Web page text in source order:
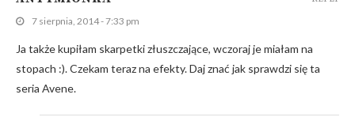
7 sierpnia, 2014 - 7:33 pm
Ja także kupiłam skarpetki złuszczające, wczoraj je miałam na
stopach :). Czekam teraz na efekty. Daj znać jak sprawdzi się ta
seria Avene.